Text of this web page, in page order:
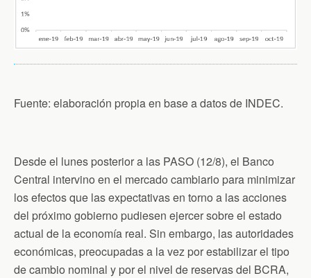
Fuente: elaboración propia en base a datos de INDEC.
Desde el lunes posterior a las PASO (12/8), el Banco
Central intervino en el mercado cambiario para minimizar
los efectos que las expectativas en torno a las acciones
del próximo gobierno pudiesen ejercer sobre el estado
actual de la economía real. Sin embargo, las autoridades
económicas, preocupadas a la vez por estabilizar el tipo
de cambio nominal y por el nivel de reservas del BCRA,